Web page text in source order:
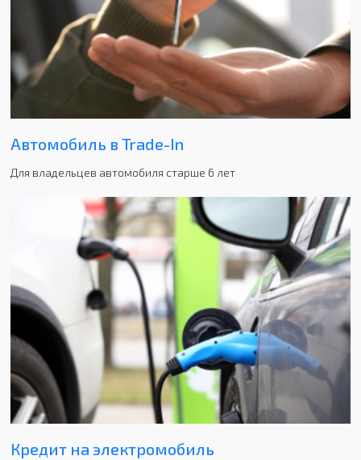
Автомобиль в Trade-In
Для владельцев автомобиля старше 6 лет
Кредит на электромобиль